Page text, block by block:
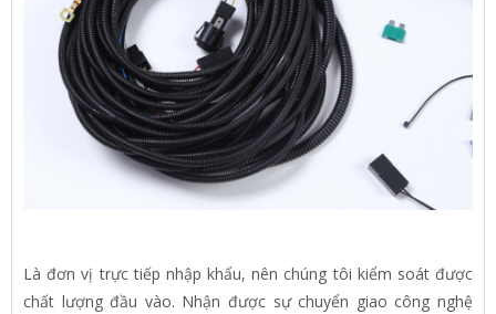
Là đơn vị trực tiếp nhập khẩu, nên chúng tôi kiểm soát được
chất lượng đầu vào. Nhận được sự chuyển giao công nghệ